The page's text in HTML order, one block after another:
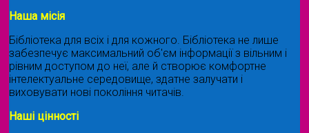
Наша місія
Бібліотека для всіх і для кожного. Бібліотека не лише
забезпечує максимальний об'єм інформації з вільним і
рівним доступом до неї, але й створює комфортне
інтелектуальне середовище, здатне залучати і
виховувати нові покоління читачів.
Наші цінності